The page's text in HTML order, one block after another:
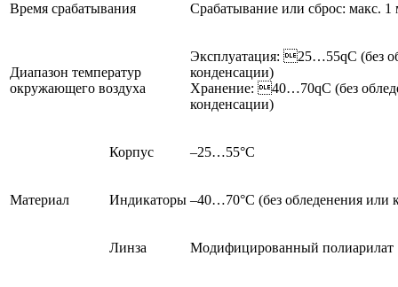
Время срабатывания Срабатывание или сброс: макс. 1
Диапазон температур
окружающего воздуха
Эксплуатация: 25…55qC (без
конденсации)
Хранение: 40…70qC (без
конденсации)
Материал
Корпус –25…55°C
Индикаторы –40…70°C (без обледенения или
Линза Модифицированный полиарилат